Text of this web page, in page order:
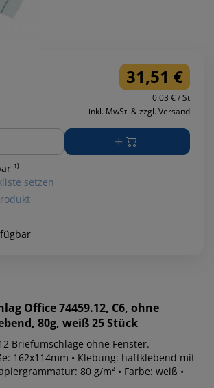
31,51 €
0.03 € / St
inkl. MwSt. & zzgl. Versand
¹⁾
setzen
Office 74459.12, C6, ohne
80g, weiß 25 Stück
Briefumschläge ohne Fenster.
162x114mm • Klebung: haftklebend mit
80 g/m² • Farbe: weiß •